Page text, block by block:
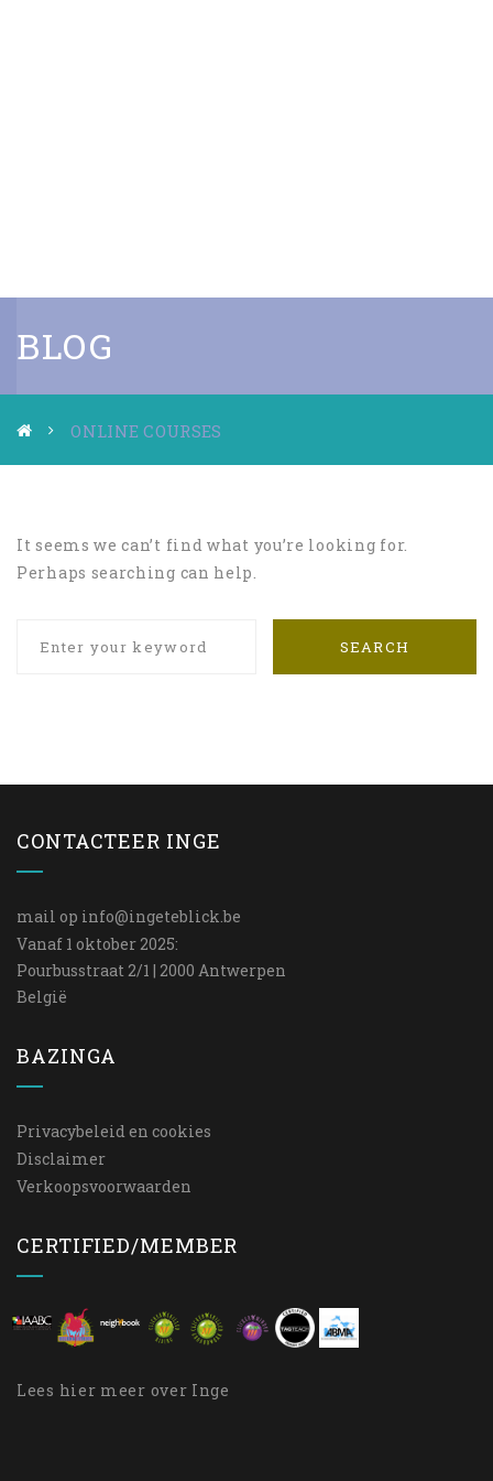
BLOG
ONLINE COURSES
It seems we can’t find what you’re looking for.
Perhaps searching can help.
SEARCH
CONTACTEER INGE
mail op info@ingeteblick.be
Vanaf 1 oktober 2025:
Pourbusstraat 2/1 | 2000 Antwerpen
België
BAZINGA
Privacybeleid en cookies
Disclaimer
Verkoopsvoorwaarden
CERTIFIED/MEMBER
Lees hier meer over Inge